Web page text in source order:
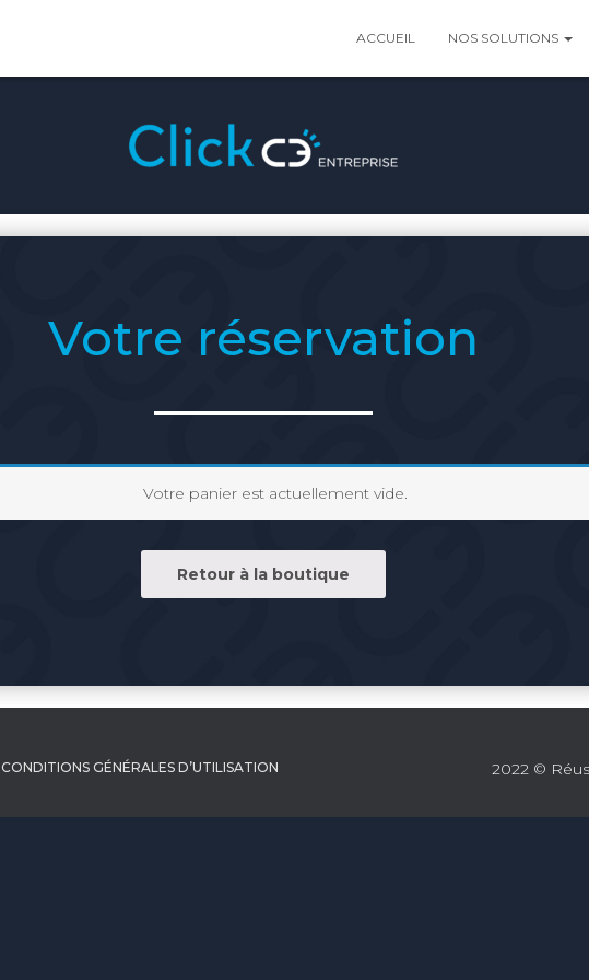
ACCUEIL NOS SOLUTIONS
Votre réservation
Votre panier est actuellement vide.
Retour à la boutique
CONDITIONS GÉNÉRALES D’UTILISATION 2022 ©